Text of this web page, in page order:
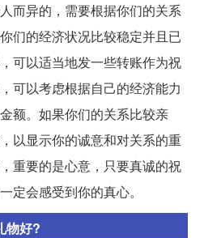
而异的，需要根据你们的关系
们的经济状况比较稳定并且已
可以适当地发一些转账作为祝
可以考虑根据自己的经济能力
额。如果你们的关系比较亲
以显示你的诚意和对关系的重
重要的是心意，只要真诚的祝
定会感受到你的真心。
物好?